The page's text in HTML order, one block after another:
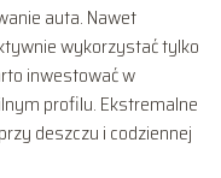
auta. Nawet
wykorzystać tylko
inwestować w
profilu. Ekstremalne
deszczu i codziennej